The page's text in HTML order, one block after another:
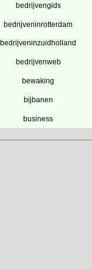
bedrijvengids
bedrijveninrotterdam
bedrijveninzuidholland
bedrijvenweb
bewaking
bijbanen
business